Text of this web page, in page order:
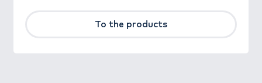
To the products